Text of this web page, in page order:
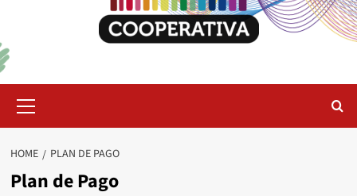
Menu
HOME PLAN DE PAGO
Plan de Pago